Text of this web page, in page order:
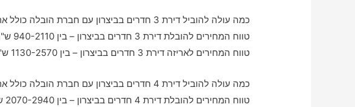
כמה עולה להוביל דירת 3 חדרים בביצרון עם חברת הובלה כולל אריזה?
טווח המחירים להובלת דירת 3 חדרים בביצרון – בין 940-2110 ש"ח
טווח המחירים לאריזה דירת 3 חדרים בביצרון – בין 1130-2570 ש"ח
כמה עולה להוביל דירת 4 חדרים בביצרון עם חברת הובלה כולל אריזה?
טווח המחירים להובלת דירת 4 חדרים בביצרון – בין 2070-2940 ש"ח